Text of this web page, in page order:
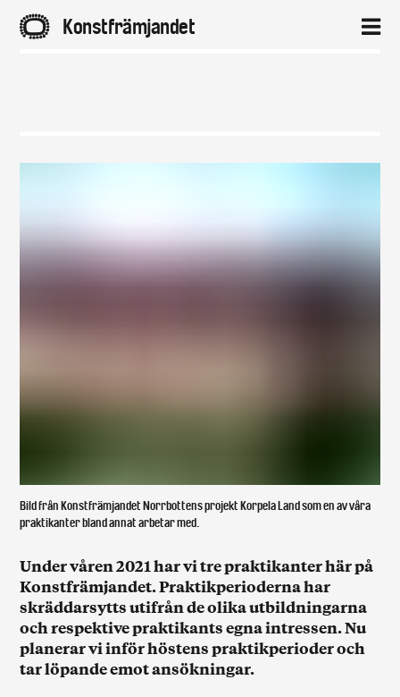
Bild från Konstfrämjandet Norrbottens projekt Korpela Land som en av våra
praktikanter bland annat arbetar med.
Under våren 2021 har vi tre praktikanter här på
Konstfrämjandet. Praktikperioderna har
skräddarsytts utifrån de olika utbildningarna
och respektive praktikants egna intressen. Nu
planerar vi inför höstens praktikperioder och
tar löpande emot ansökningar.
A Konstfrämjandet 2
Distrikt